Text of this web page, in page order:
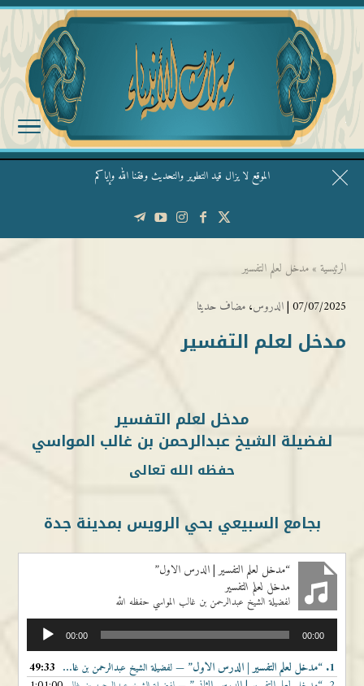
الموقع لا يزال قيد التطوير والتحديث وفقنا الله وإياكم
قال الشيخ ربيع وفقه الله: نحن ليس عندنا تقديس الأشخاص
الرئيسية » مدخل لعلم التفسير
07/07/2025 | الدروس، مضاف حديثا
مدخل لعلم التفسير
مدخل لعلم التفسير
لفضيلة الشيخ عبدالرحمن بن غالب المواسي
حفظه الله تعالى
بجامع السبيعي بحي الرويس بمدينة جدة
“مدخل لعلم التفسير | الدرس الاول”
مدخل لعلم التفسير
لفضيلة الشيخ عبدالرحمن بن غالب المواسي حفظه الله
الصوت
00:00 00:00
1. “مدخل لعلم التفسير | الدرس الاول” — لفضيلة الشيخ عبدالرحمن بن غالب المواسي حفظه الله
49:33